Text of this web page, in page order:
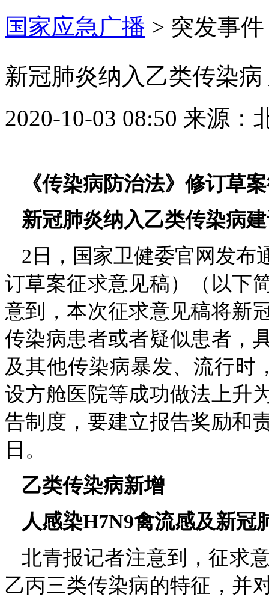
国家应急广播 > 突发事件
新冠肺炎纳入乙类传染
2020-10-03 08:50 来源：
《传染病防治法》修订草
新冠肺炎纳入乙类传染病
2日，国家卫健委官网发布
订草案征求意见稿）（以下
意到，本次征求意见稿将新
传染病患者或者疑似患者，
及其他传染病暴发、流行时
设方舱医院等成功做法上升
告制度，要建立报告奖励和
日。
乙类传染病新增
人感染H7N9禽流感及新冠
北青报记者注意到，征求
乙丙三类传染病的特征，并